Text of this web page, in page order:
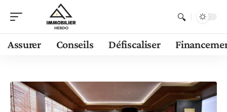
Assurer Conseils Défiscaliser